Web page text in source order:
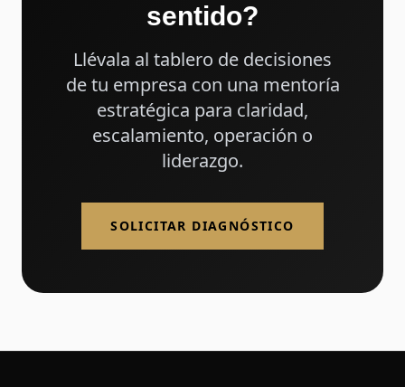
sentido?
Llévala al tablero de decisiones
de tu empresa con una mentoría
estratégica para claridad,
escalamiento, operación o
liderazgo.
SOLICITAR DIAGNÓSTICO